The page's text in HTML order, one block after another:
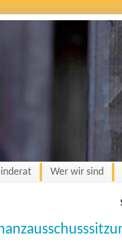
Wer wir sind